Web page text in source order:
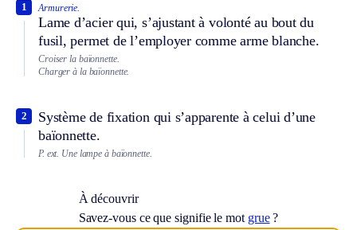
Armurerie.
Lame d’acier qui, s’ajustant à volonté au bout du
fusil, permet de l’employer comme arme blanche.
1
Croiser la baïonnette.
Charger à la baïonnette.
Système de fixation qui s’apparente à celui d’une
baïonnette.
2
P. ext. Une lampe à baïonnette.
À découvrir
Savez-vous ce que signifie le mot grue?